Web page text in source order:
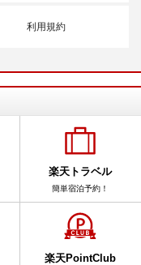
利用規約
楽天トラベル
簡単宿泊予約！
楽天PointClub